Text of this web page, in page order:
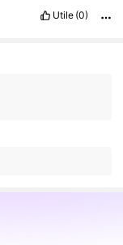
Utile (0)